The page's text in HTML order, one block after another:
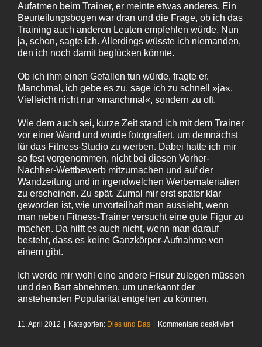
Aufatmen beim Trainer, er meinte etwas anderes. Ein
Beurteilungsbogen war dran und die Frage, ob ich das
Training auch anderen Leuten empfehlen würde. Nun
ja, schon, sagte ich. Allerdings wüsste ich niemanden,
den ich noch damit beglücken könnte.
Ob ich ihm einen Gefallen tun würde, fragte er.
Manchmal, ich gebe es zu, sage ich zu schnell »ja«.
Vielleicht nicht nur »manchmal«, sondern zu oft.
Wie dem auch sei, kurze Zeit stand ich mit dem Trainer
vor einer Wand und wurde fotografiert, um demnächst
für das Fitness-Studio zu werben. Dabei hatte ich mir
so fest vorgenommen, nicht bei diesen Vorher-
Nachher-Wettbewerb mitzumachen und auf der
Wandzeitung und in irgendwelchen Werbematerialien
zu erscheinen. Zu spät. Zumal mir erst später klar
geworden ist, wie unvorteilhaft man aussieht, wenn
man neben Fitness-Trainer versucht eine gute Figur zu
machen. Da hilft es auch nicht, wenn man darauf
besteht, dass es keine Ganzkörper-Aufnahme von
einem gibt.
Ich werde mir wohl eine andere Frisur zulegen müssen
und den Bart abnehmen, um unerkannt der
anstehenden Popularität entgehen zu können.
11. April 2012 | Kategorien: Dies und Das | Kommentare deaktiviertfür